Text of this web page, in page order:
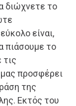
διώχνετε το
είναι,
πιάσουμε το
τις
προσφέρει
της
Εκτός του